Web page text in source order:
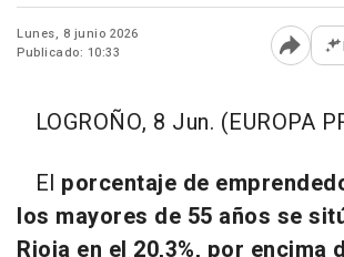
Lunes, 8 junio 2026
Publicado: 10:33
Abrir
LOGROÑO, 8 Jun. (EUROPA
El porcentaje de
los mayores de 55 años se
Rioja en el 20,3%, por encima